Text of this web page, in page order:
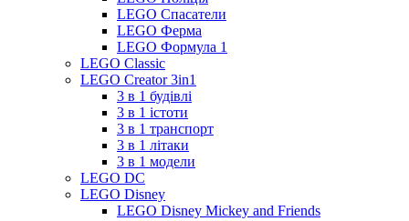
LEGO Спасатели
LEGO Ферма
LEGO Формула 1
LEGO Classic
LEGO Creator 3in1
3 в 1 будівлі
3 в 1 істоти
3 в 1 транспорт
3 в 1 літаки
3 в 1 модели
LEGO DC
LEGO Disney
LEGO Disney Mickey and Friends